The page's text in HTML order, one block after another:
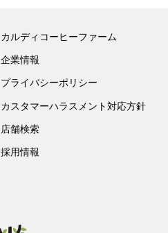
カルディコーヒーファーム
企業情報
プライバシーポリシー
カスタマーハラスメント対応方針
店舗検索
採用情報